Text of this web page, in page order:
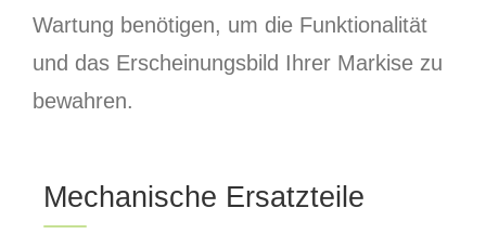
Wartung benötigen, um die Funktionalität
und das Erscheinungsbild Ihrer Markise zu
bewahren.
Mechanische Ersatzteile